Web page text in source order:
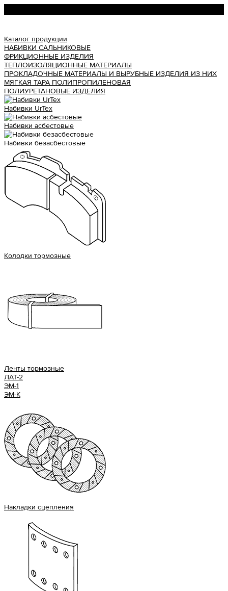
Каталог продукции
НАБИВКИ САЛЬНИКОВЫЕ
ФРИКЦИОННЫЕ ИЗДЕЛИЯ
ТЕПЛОИЗОЛЯЦИОННЫЕ МАТЕРИАЛЫ
ПРОКЛАДОЧНЫЕ МАТЕРИАЛЫ И ВЫРУБНЫЕ ИЗДЕЛИЯ ИЗ НИХ
МЯГКАЯ ТАРА ПОЛИПРОПИЛЕНОВАЯ
ПОЛИУРЕТАНОВЫЕ ИЗДЕЛИЯ
Набивки UrTex
Набивки асбестовые
Набивки безасбестовые
Колодки тормозные
Ленты тормозные
ЛАТ-2
ЭМ-1
ЭМ-К
Накладки сцепления